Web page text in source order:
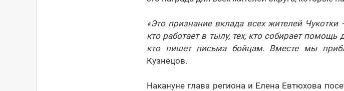
«Это признание вклада всех жителей Чукотки
кто работает в тылу, тех, кто собирает
кто пишет письма бойцам. Вместе мы
Кузнецов.
Накануне глава региона и Елена Евтюхова